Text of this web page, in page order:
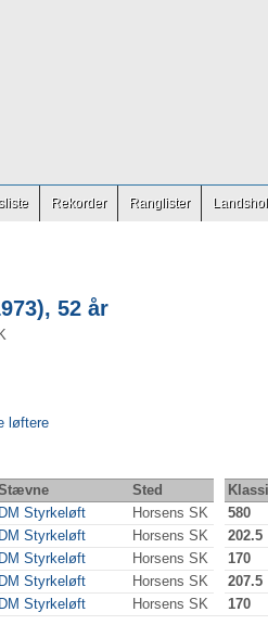
Rekorder Ranglister
52 år
løftere
Sted
DM Styrkeløft Horsens SK 580
DM Styrkeløft Horsens SK 202.5
DM Styrkeløft Horsens SK 170
DM Styrkeløft Horsens SK 207.5
DM Styrkeløft Horsens SK 170